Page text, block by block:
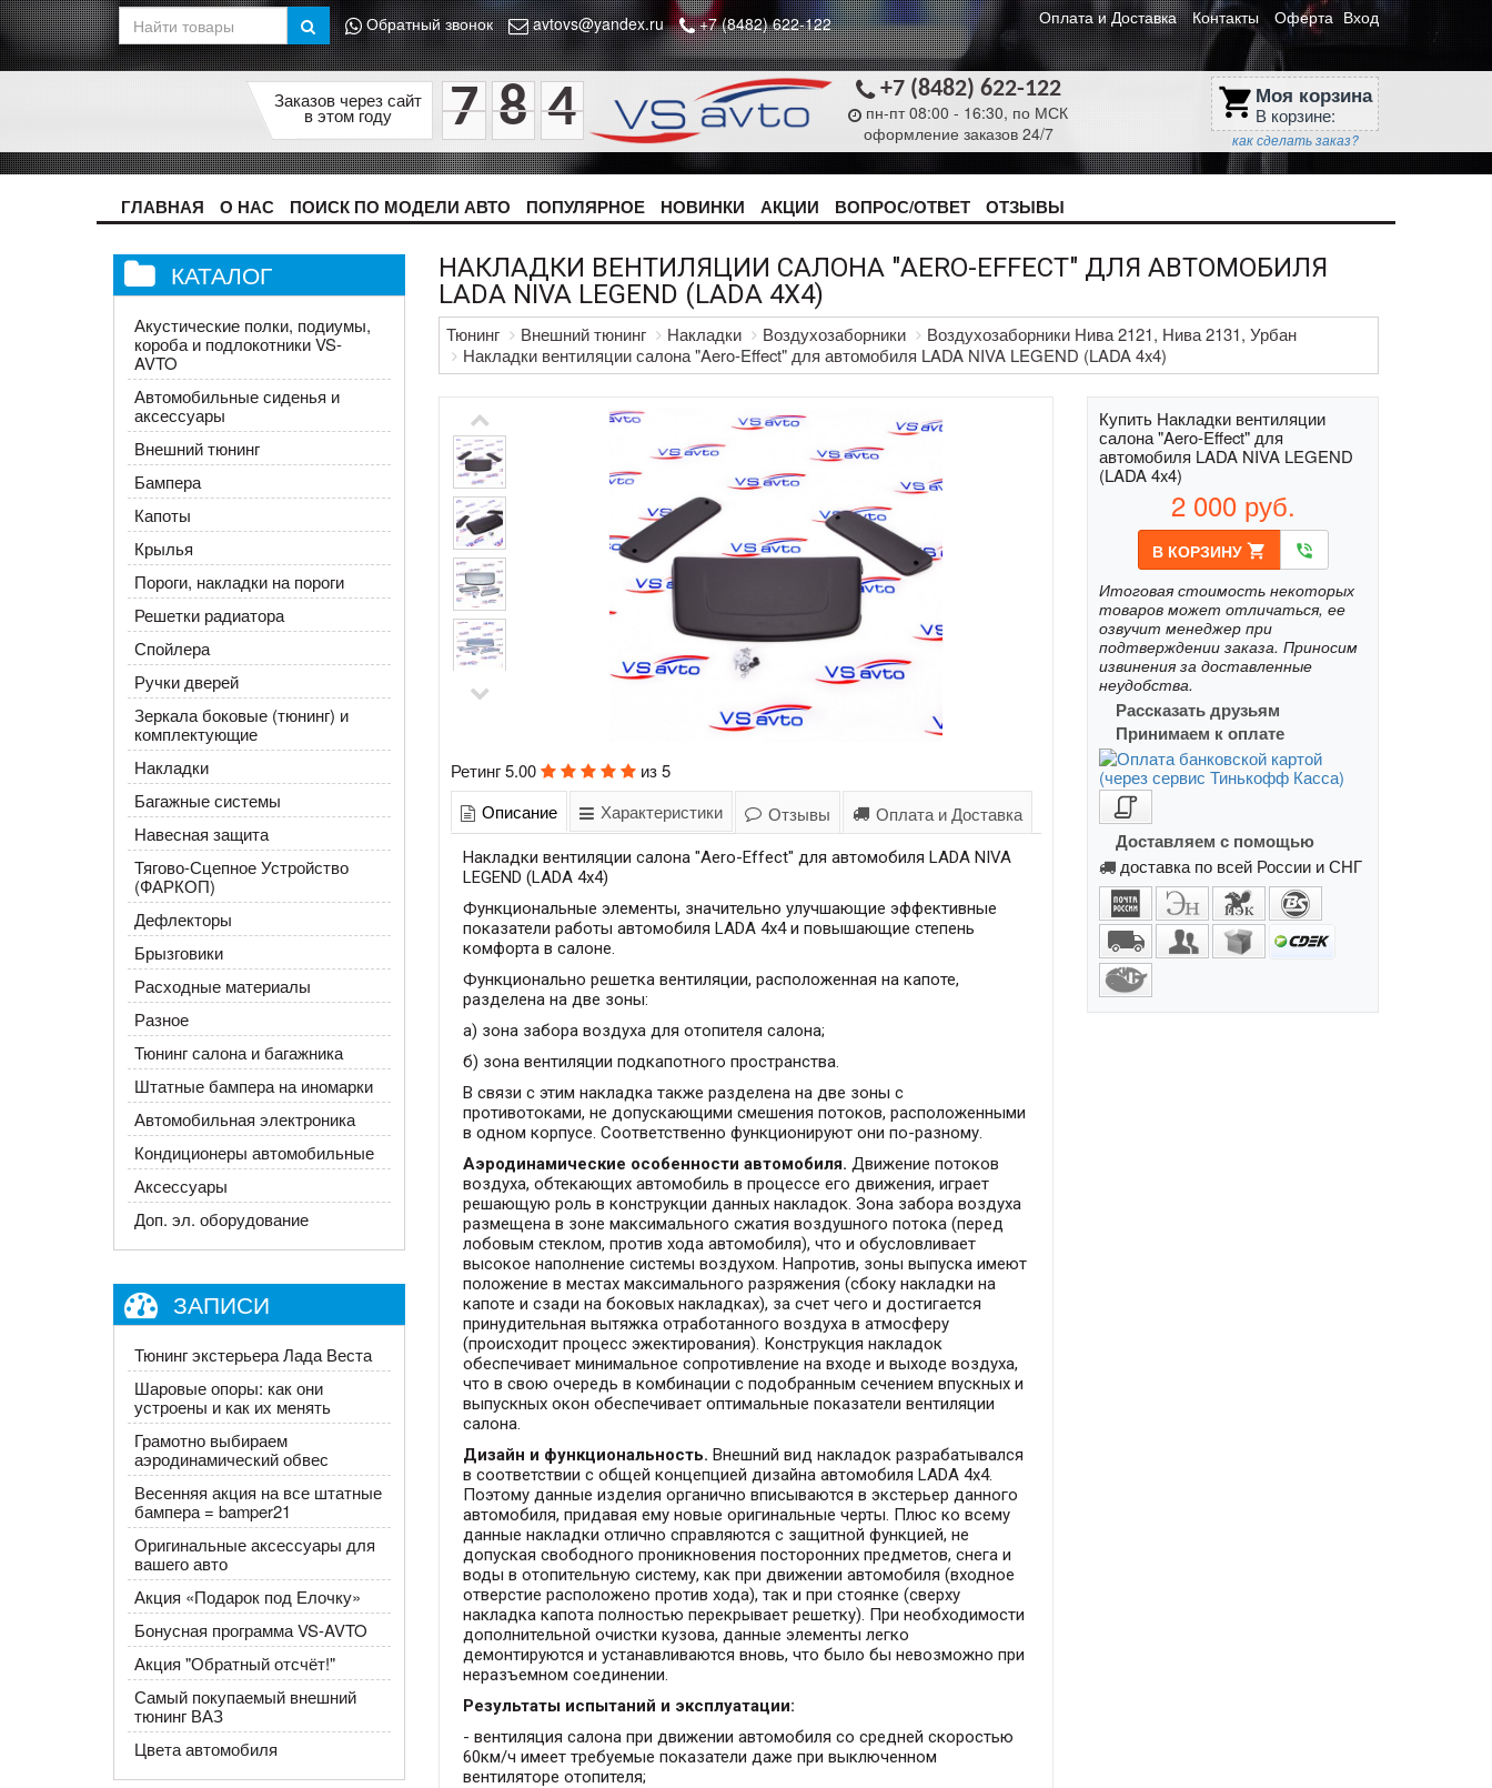
Обратный звонок avtovs@yandex.ru +7 (8482) 622-122 Оплата и Доставка Контакты Оферта Вход
Заказов через сайт
в этом году 7 8 4 +7 (8482) 622-122
пн-пт 08:00 - 16:30, по МСК
оформление заказов 24/7
shopping_cart Моя корзина
В корзине:
как сделать заказ?
ГЛАВНАЯ О НАС ПОИСК ПО МОДЕЛИ АВТО ПОПУЛЯРНОЕ НОВИНКИ АКЦИИ ВОПРОС/ОТВЕТ ОТЗЫВЫ
КАТАЛОГ
Акустические полки, подиумы,
короба и подлокотники VS-
AVTO
Автомобильные сиденья и
аксессуары
Внешний тюнинг
Бампера
Капоты
Крылья
Пороги, накладки на пороги
Решетки радиатора
Спойлера
Ручки дверей
Зеркала боковые (тюнинг) и
комплектующие
Накладки
Багажные системы
Навесная защита
Тягово-Сцепное Устройство
(ФАРКОП)
Дефлекторы
Брызговики
Расходные материалы
Разное
Тюнинг салона и багажника
Штатные бампера на иномарки
Автомобильная электроника
Кондиционеры автомобильные
Аксессуары
Доп. эл. оборудование
ЗАПИСИ
Тюнинг экстерьера Лада Веста
Шаровые опоры: как они
устроены и как их менять
Грамотно выбираем
аэродинамический обвес
Весенняя акция на все штатные
бампера = bamper21
Оригинальные аксессуары для
вашего авто
​Акция «Подарок под Елочку»
Бонусная программа VS-AVTO
Акция "Обратный отсчёт!"
Самый покупаемый внешний
тюнинг ВАЗ
Цвета автомобиля
НАКЛАДКИ ВЕНТИЛЯЦИИ САЛОНА "AERO-EFFECT" ДЛЯ АВТОМОБИЛЯ
LADA NIVA LEGEND (LADA 4X4)
Тюнинг Внешний тюнинг Накладки Воздухозаборники
Воздухозаборники Нива 2121, Нива 2131, Урбан
Накладки вентиляции салона "Aero-Effect" для автомобиля LADA NIVA LEGEND (LADA 4x4)
Ретинг5.00 из5
Описание
Характеристики Отзывы Оплата и Доставка
Накладки вентиляции салона "Aero-Effect" для автомобиля LADA NIVA
LEGEND (LADA 4x4)
Функциональные элементы, значительно улучшающие эффективные
показатели работы автомобиля LADA 4x4 и повышающие степень
комфорта в салоне.
Функционально решетка вентиляции, расположенная на капоте,
разделена на две зоны:
а) зона забора воздуха для отопителя салона;
б) зона вентиляции подкапотного пространства.
В связи с этим накладка также разделена на две зоны с
противотоками, не допускающими смешения потоков, расположенными
в одном корпусе. Соответственно функционируют они по-разному.
Аэродинамические особенности автомобиля. Движение потоков
воздуха, обтекающих автомобиль в процессе его движения, играет
решающую роль в конструкции данных накладок. Зона забора воздуха
размещена в зоне максимального сжатия воздушного потока (перед
лобовым стеклом, против хода автомобиля), что и обусловливает
высокое наполнение системы воздухом. Напротив, зоны выпуска имеют
положение в местах максимального разряжения (сбоку накладки на
капоте и сзади на боковых накладках), за счет чего и достигается
принудительная вытяжка отработанного воздуха в атмосферу
(происходит процесс эжектирования). Конструкция накладок
обеспечивает минимальное сопротивление на входе и выходе воздуха,
что в свою очередь в комбинации с подобранным сечением впускных и
выпускных окон обеспечивает оптимальные показатели вентиляции
салона.
Дизайн и функциональность. Внешний вид накладок разрабатывался
в соответствии с общей концепцией дизайна автомобиля LADA 4x4.
Поэтому данные изделия органично вписываются в экстерьер данного
автомобиля, придавая ему новые оригинальные черты. Плюс ко всему
данные накладки отлично справляются с защитной функцией, не
допуская свободного проникновения посторонних предметов, снега и
воды в отопительную систему, как при движении автомобиля (входное
отверстие расположено против хода), так и при стоянке (сверху
накладка капота полностью перекрывает решетку). При необходимости
дополнительной очистки кузова, данные элементы легко
демонтируются и устанавливаются вновь, что было бы невозможно при
неразъемном соединении.
Результаты испытаний и эксплуатации:
- вентиляция салона при движении автомобиля со средней скоростью
60км/ч имеет требуемые показатели даже при выключенном
вентиляторе отопителя;
Купить Накладки вентиляции
салона "Aero-Effect" для
автомобиля LADA NIVA LEGEND
(LADA 4x4)
2 000 руб.
В КОРЗИНУ shopping_cart phone_in_talk
Итоговая стоимость некоторых
товаров может отличаться, ее
озвучит менеджер при
подтверждении заказа. Приносим
извинения за доставленные
неудобства.
Рассказать друзьям
Принимаем к оплате
Доставляем с помощью
доставка по всей России и СНГ